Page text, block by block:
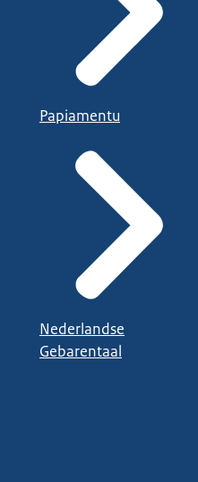
Papiamentu
Nederlandse
Gebarentaal